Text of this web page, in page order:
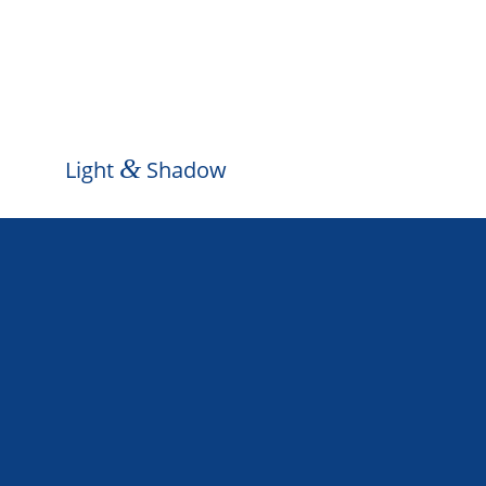
Light & Shadow